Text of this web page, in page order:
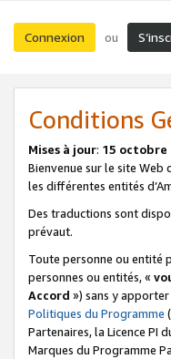
Connexion ou
Conditions
Mises à jour: 15 octobre
Bienvenue sur le site Web
les différentes entités
Des traductions sont
prévaut.
Toute personne ou entité
personnes ou entités, «
Accord ») sans y
Politiques du Programme
Partenaires, la Licence PI
Marques du Programme